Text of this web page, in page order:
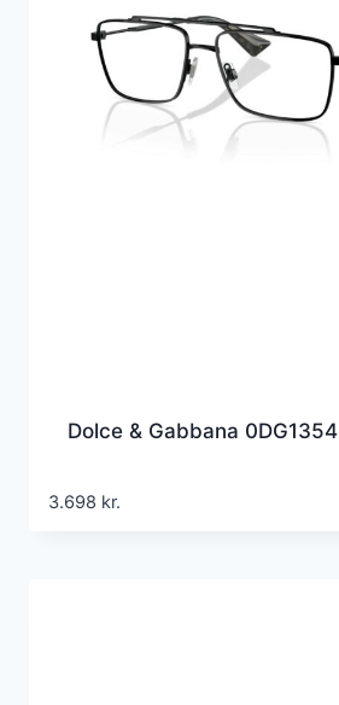
Dolce & Gabbana 0DG1354
3.698 kr.